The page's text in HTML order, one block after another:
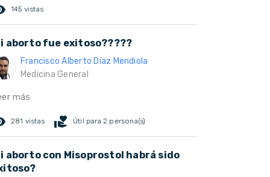
145 vistas
aborto fue exitoso?????
Francisco Alberto Díaz Mendiola
Medicina General
más
281 vistas volunteer_activism Útil para 2 persona(s)
aborto con Misoprostol habrá sido